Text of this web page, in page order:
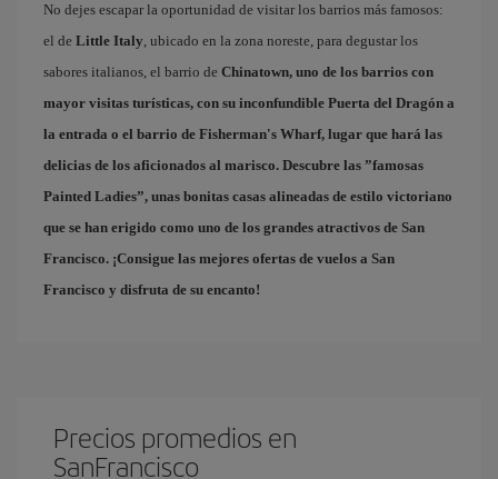
No dejes escapar la oportunidad de visitar los barrios más famosos:
el de Little Italy, ubicado en la zona noreste, para degustar los
sabores italianos, el barrio de Chinatown, uno de los barrios con
mayor visitas turísticas, con su inconfundible Puerta del Dragón a
la entrada o el barrio de Fisherman's Wharf, lugar que hará las
delicias de los aficionados al marisco. Descubre las ”famosas
Painted Ladies”, unas bonitas casas alineadas de estilo victoriano
que se han erigido como uno de los grandes atractivos de San
Francisco. ¡Consigue las mejores ofertas de vuelos a San
Francisco y disfruta de su encanto!
Precios promedios en
SanFrancisco